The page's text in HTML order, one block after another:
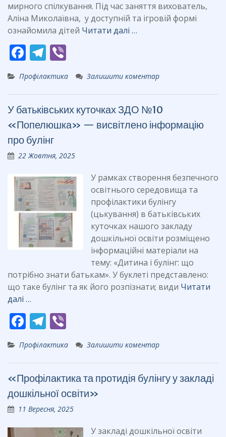
мирного спілкування. Під час заняття вихователь,
Аліна Миколаївна, у доступній та ігровій формі
ознайомила дітей Читати далі …
F
ac
e
b
o
o
k
T
e
gr
a
m
er
Профілактика Залишити коментар
У батьківських куточках ЗДО №10
«Попелюшка» — висвітлено інформацію
про булінг
22 Жовтня, 2025
У рамках створення безпечного
освітнього середовища та
профілактики булінгу
(цькування) в батьківських
куточках нашого закладу
дошкільної освіти розміщено
інформаційні матеріали на
тему: «Дитина і булінг: що
потрібно знати батькам». У буклеті представлено:
що таке булінг та як його розпізнати; види Читати
далі …
F
ac
e
b
o
o
k
T
e
gr
a
m
er
Профілактика Залишити коментар
«Профілактика та протидія булінгу у закладі
дошкільної освіти»
11 Вересня, 2025
У закладі дошкільної освіти